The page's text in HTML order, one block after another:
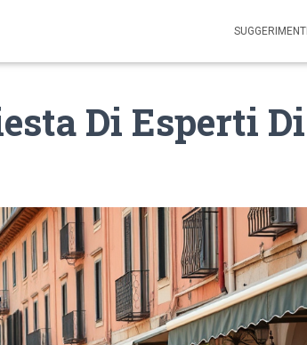
SUGGERIMENTI
Di Esperti Di